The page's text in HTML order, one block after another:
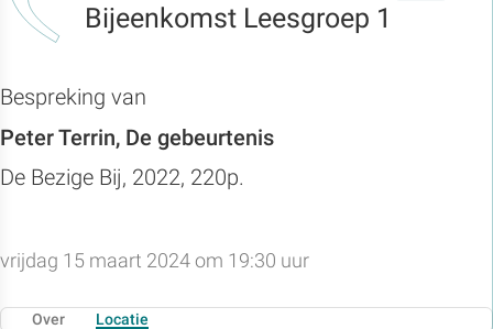
Bijeenkomst Leesgroep 1
Bespreking van
Peter Terrin, De gebeurtenis
De Bezige Bij, 2022, 220p.
vrijdag 15 maart 2024 om 19:30 uur
Over Locatie